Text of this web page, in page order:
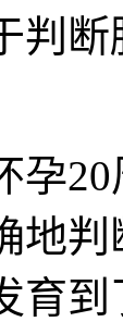
判
20周
地
育